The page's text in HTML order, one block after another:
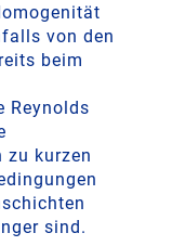
von den
beim
Reynolds
zu kurzen
sind.